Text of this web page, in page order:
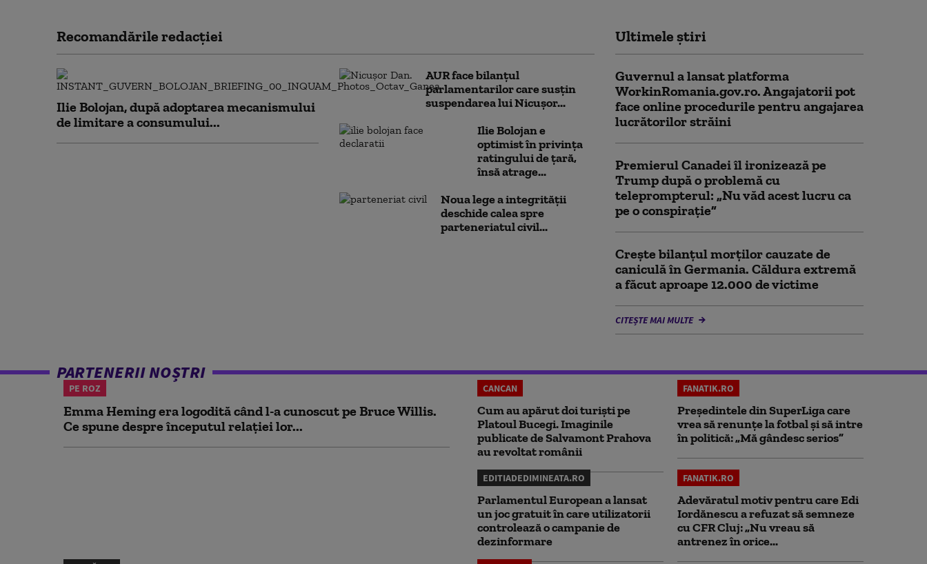
Recomandările redacţiei
Ilie Bolojan, după adoptarea mecanismului
de limitare a consumului...
AUR face bilanțul
parlamentarilor care susțin
suspendarea lui Nicușor...
Ilie Bolojan e
optimist în privința
ratingului de țară,
însă atrage...
Noua lege a integrității
deschide calea spre
parteneriatul civil...
Ultimele știri
Guvernul a lansat platforma
WorkinRomania.gov.ro. Angajatorii pot
face online procedurile pentru angajarea
lucrătorilor străini
Premierul Canadei îl ironizează pe
Trump după o problemă cu
teleprompterul: „Nu văd acest lucru ca
pe o conspirație”
Crește bilanțul morților cauzate de
caniculă în Germania. Căldura extremă
a făcut aproape 12.000 de victime
CITEȘTE MAI MULTE
PARTENERII NOȘTRI
PE ROZ
Emma Heming era logodită când l-a cunoscut pe Bruce Willis.
Ce spune despre începutul relației lor...
CANCAN
Cum au apărut doi turiști pe
Platoul Bucegi. Imaginile
publicate de Salvamont Prahova
au revoltat românii
FANATIK.RO
Președintele din SuperLiga care
vrea să renunțe la fotbal și să intre
în politică: „Mă gândesc serios”
EDITIADEDIMINEATA.RO
Parlamentul European a lansat
un joc gratuit în care utilizatorii
controlează o campanie de
dezinformare
FANATIK.RO
Adevăratul motiv pentru care Edi
Iordănescu a refuzat să semneze
cu CFR Cluj: „Nu vreau să
antrenez în orice...